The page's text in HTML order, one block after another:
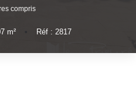
compris
m² Réf : 2817